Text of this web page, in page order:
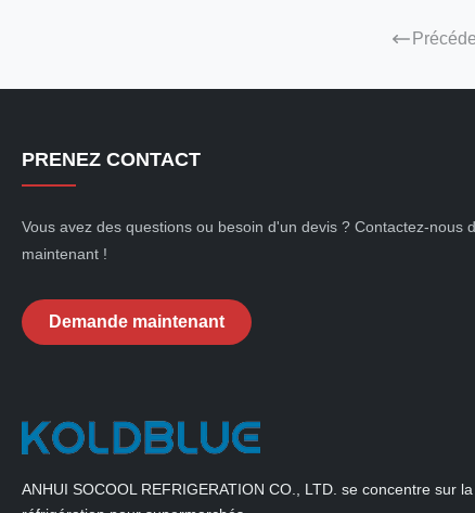
PRENEZ CONTACT
Vous avez des questions ou besoin d'un devis ? Contactez-nous
maintenant !
Demande maintenant
ANHUI SOCOOL REFRIGERATION CO., LTD. se concentre sur la